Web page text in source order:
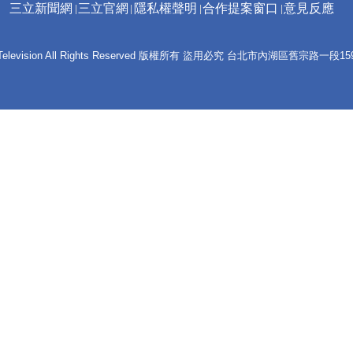
三立新聞網 三立官網 隱私權聲明 合作提案窗口 意見反應
All Rights Reserved 版權所有 盜用必究 台北市內湖區舊宗路一段